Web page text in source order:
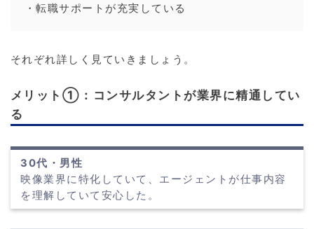
・転職サポートが充実している
それぞれ詳しく見ていきましょう。
メリット①：コンサルタントが業界に精通してい
る
30代・男性
映像業界に特化していて、エージェントが仕事内容
を理解していて安心した。